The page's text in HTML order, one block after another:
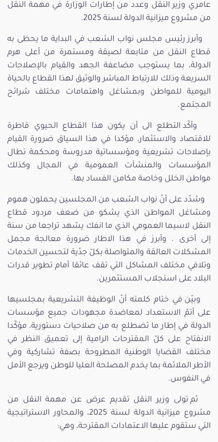
عامري وزير النقل وعدد من إطارات الوزارة في مهمة النقل
من مشروع ميزانية الدولة لسنة 2025.
وأبرز رئيس مجلس نواب الشعب في البداية ما يحظى به
قطاع النقل من متابعة لصيقة ومستمرة من أعلى هرم
الدولة، بما يستوجب مضاعفة الجهد والقيام بالإصلاحات
السريعة وذلك للارتباط المباشر والوثيق لهذا القطاع بالحياة
اليومية للمواطن وبمشاغل واهتمامات مختلف شرائح
المجتمع.
وأكّد التطلع الى أن يكون هذا القطاع الحيوي قاطرة
للاقتصاد والاستثمار، مؤكدا في هذا السياق ضرورة القيام
بإصلاحات تشريعية ومؤسساتية مدروسة ومحكمة تطال
المؤسسات والمنشآت العمومية في المجال وكذلك
مواطن الخلل وخاصة مكامن الفساد بها.
وشدّد على أنّ نواب الشعب من المجلسين يحملون هموم
ومشاغل المواطن الذي يشكو من ضعف مردود قطاع
النقل لاسيما العمومي الذي ما انفك يشهد تراجعا من سنة
إلى أخرى . وأبرز في هذا الاطار ضرورة معالجة مجمل
المشكلات العالقة والمتواصلة بكلّ جدّية لتحسين الخدمات
وتلافي مختلف المشاكل التي تقف عائقا أمام تطوير قدرات
البلاد على استجلاب المستثمرين.
وبيّن في ختام كلمته أنّ الوظيفة التشريعية بمجلسيها
على أتمّ الاستعداد لمعاضدة مجهودات جميع مؤسسات
الدولة في إطار ما تضطلع به من صلاحيات دستورية، مؤكّدا
الانفتاح على كلّ المقترحات الرامية إلى تعميق النظر في
مختلف القضايا الوطنية المطروحة بصفة تشاركية وفي
الأطر الملائمة بما يخدم المصلحة العليا للوطن ويرجع الأمل
في النفوس.
ثم تولى وزير النقل تقديم عرض عن مهمة النقل من
مشروع ميزانية الدولة لسنة 2025، والمحاور الاستراتيجية
التي ستقوم عليها الاعتمادات المقترحة، وهي: